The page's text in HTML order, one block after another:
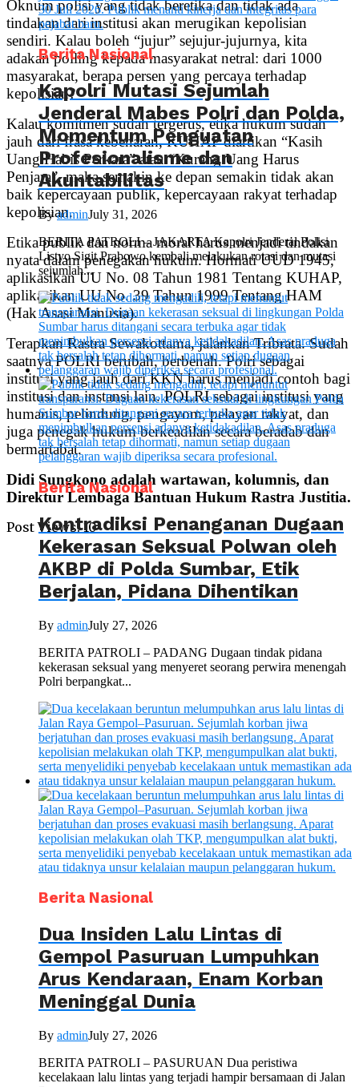
Oknum polisi yang tidak beretika dan tidak ada
tindakan dari institusi akan merugikan kepolisian
sendiri. Kalau boleh “jujur” sejujur-jujurnya, kita
adakan polling kepada masyarakat netral: dari 1000
masyarakat, berapa persen yang percaya terhadap
kepolisian?
Kalau komitmen sudah tergerus, etika hukum sudah
jauh dari frasa kebenaran, KUHAP diartikan “Kasih
Uang Habis Perkara” atau “Kurang Uang Harus
Penjara”, maka semakin ke depan semakin tidak akan
baik kepercayaan publik, kepercayaan rakyat terhadap
kepolisian.
Etika publik dan norma moral harus menjadi tindakan
nyata dalam penegakan hukum. Hormati UUD 1945,
aplikasikan UU No. 08 Tahun 1981 Tentang KUHAP,
aplikasikan UU No. 39 Tahun 1999 Tentang HAM
(Hak Asasi Manusia).
Terapkan Rastra Sewakottama, jalankan Tribrata. Sudah
saatnya POLRI berubah, berbenah. Polri sebagai
institusi yang jauh dari KKN harus menjadi contoh bagi
institusi dan instansi lain. POLRI sebagai institusi yang
humanis, pelindung, pengayom, pelayan rakyat, dan
juga penegak hukum berkeadilan secara beradab dan
bermartabat.
Didi Sungkono adalah wartawan, kolumnis, dan
Direktur Lembaga Bantuan Hukum Rastra Justitia.
Post Views: 10
Berita Nasional
Kapolri Mutasi Sejumlah
Jenderal Mabes Polri dan Polda,
Momentum Penguatan
Profesionalisme dan
Akuntabilitas
ByadminJuly 31, 2026
BERITA PATROLI – JAKARTA Kapolri Jenderal Polisi
Listyo Sigit Prabowo kembali melakukan rotasi dan mutasi
sejumlah...
Berita Nasional
Kontradiksi Penanganan Dugaan
Kekerasan Seksual Polwan oleh
AKBP di Polda Sumbar, Etik
Berjalan, Pidana Dihentikan
By adminJuly 27, 2026
BERITA PATROLI – PADANG Dugaan tindak pidana
kekerasan seksual yang menyeret seorang perwira menengah
Polri berpangkat...
Berita Nasional
Dua Insiden Lalu Lintas di
Gempol Pasuruan Lumpuhkan
Arus Kendaraan, Enam Korban
Meninggal Dunia
By adminJuly 27, 2026
BERITA PATROLI – PASURUAN Dua peristiwa
kecelakaan lalu lintas yang terjadi hampir bersamaan di Jalan